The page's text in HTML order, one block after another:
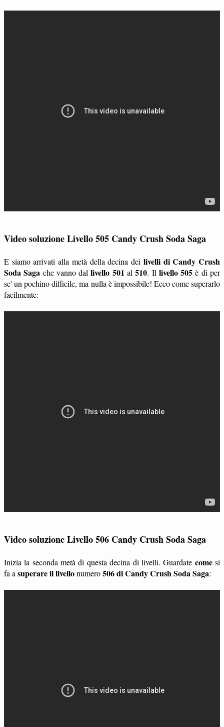
Video soluzione Livello 505 Candy Crush Soda Saga
E siamo arrivati alla metà della decina dei livelli di Candy Crush
Soda Saga che vanno dallivello 501 al510. Il livello 505 è di per
se' un pochino difficile, ma nulla è impossibile! Ecco come superarlo
facilmente:
Video soluzione Livello 506 Candy Crush Soda Saga
Inizia la seconda metà di questa decina di livelli. Guardate comesi
fa a superare il livellonumero506 di Candy Crush Soda Saga: